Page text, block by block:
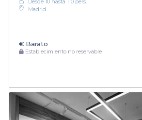
Desde 10 hasta 110 pers.
Madrid
€ Barato
Establecimiento no reservable